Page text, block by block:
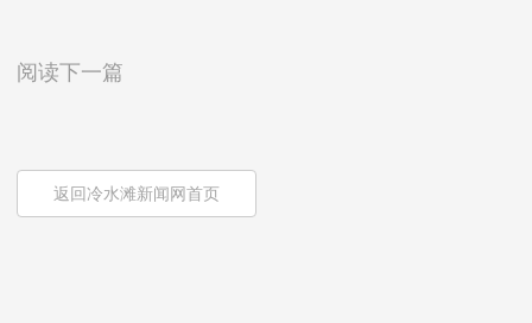
阅读下一篇
返回冷水滩新闻网首页